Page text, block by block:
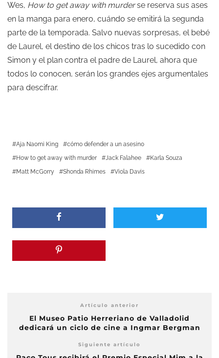
Wes, How to get away with murderse reserva sus ases
en la manga para enero, cuándo se emitirá la segunda
parte de la temporada. Salvo nuevas sorpresas, el bebé
de Laurel, el destino de los chicos tras lo sucedido con
Simon y el plan contra el padre de Laurel, ahora que
todos lo conocen, serán los grandes ejes argumentales
para descifrar.
Aja Naomi King
cómo defender a un asesino
How to get away with murder
Jack Falahee
Karla Souza
Matt McGorry
Shonda Rhimes Viola Davis
Artículo anterior
El Museo Patio Herreriano de Valladolid
dedicará un ciclo de cine a Ingmar Bergman
Siguiente artículo